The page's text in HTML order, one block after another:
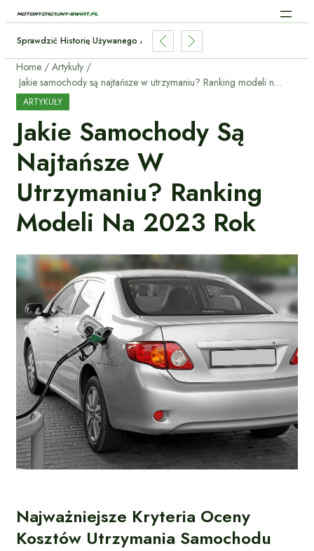
Jak Sprawdzić Historię Używanego Auta Przed Zakupem?
Home
Artykuły
Jakie samochody są najtańsze w utrzymaniu? Ranking modeli na 2023 rok
ARTYKUŁY
Jakie Samochody Są
Najtańsze W
Utrzymaniu? Ranking
Modeli Na 2023 Rok
Najważniejsze Kryteria Oceny
Kosztów Utrzymania Samochodu